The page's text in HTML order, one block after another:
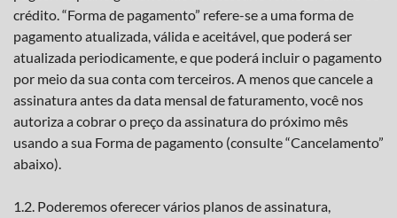
crédito. “Forma de pagamento” refere-se a uma forma de
pagamento atualizada, válida e aceitável, que poderá ser
atualizada periodicamente, e que poderá incluir o pagamento
por meio da sua conta com terceiros. A menos que cancele a
assinatura antes da data mensal de faturamento, você nos
autoriza a cobrar o preço da assinatura do próximo mês
usando a sua Forma de pagamento (consulte “Cancelamento”
abaixo).
1.2. Poderemos oferecer vários planos de assinatura,